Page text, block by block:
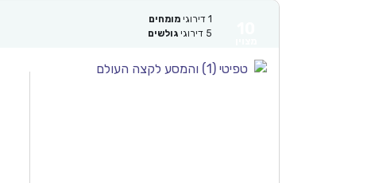
1 דירוגימומחים
5 דירוגיגולשים